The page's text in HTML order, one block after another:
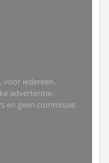
voor iedereen.
advertentie-
en geen commissie.